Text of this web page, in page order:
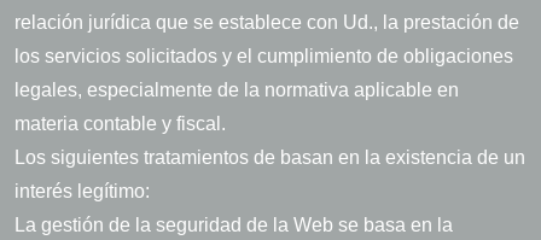
relación jurídica que se establece con Ud., la prestación de
los servicios solicitados y el cumplimiento de obligaciones
legales, especialmente de la normativa aplicable en
materia contable y fiscal.
Los siguientes tratamientos de basan en la existencia de un
interés legítimo:
La gestión de la seguridad de la Web se basa en la